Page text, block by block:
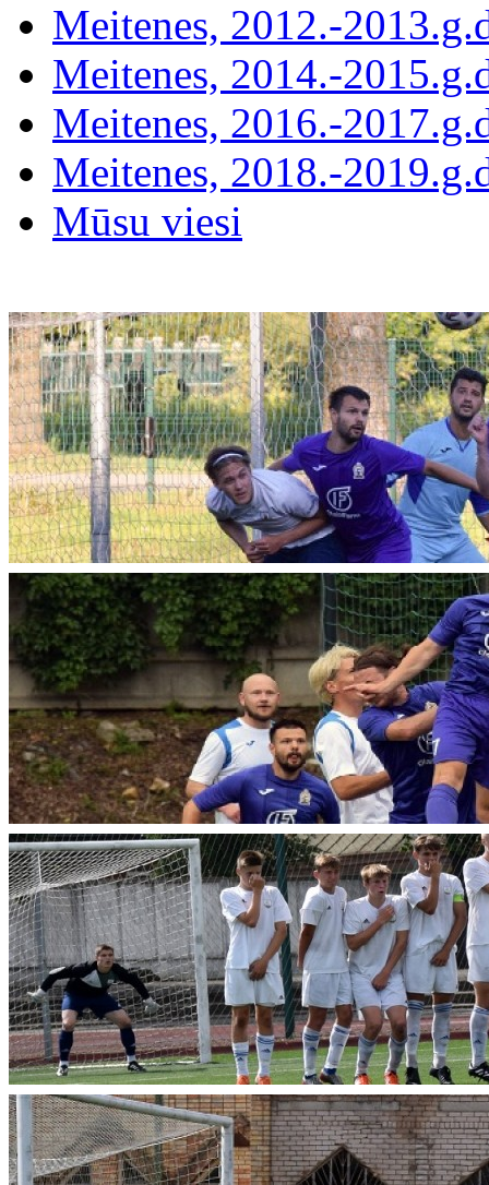
Meitenes, 2012.-
Meitenes, 2014.-
Meitenes, 2016.-
Meitenes, 2018.-
Mūsu viesi